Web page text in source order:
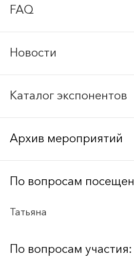
FAQ
Новости
Каталог экспонентов
Архив мероприятий
Bee-Together 21 (2026)
BEE-TOGETHER.KG 3-я
По вопросам
Татьяна
По вопросам участия: